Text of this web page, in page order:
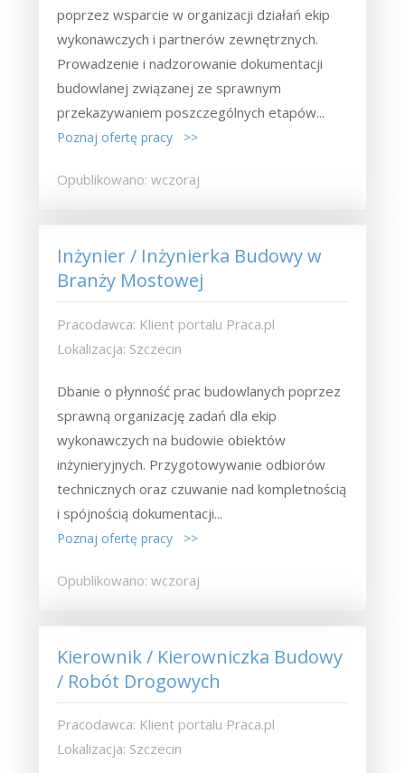
poprzez wsparcie w organizacji działań ekip
wykonawczych i partnerów zewnętrznych.
Prowadzenie i nadzorowanie dokumentacji
budowlanej związanej ze sprawnym
przekazywaniem poszczególnych etapów...
Poznaj ofertę pracy >>
Opublikowano: wczoraj
Inżynier / Inżynierka Budowy w
Branży Mostowej
Pracodawca: Klient portalu Praca.pl
Lokalizacja: Szczecin
Dbanie o płynność prac budowlanych poprzez
sprawną organizację zadań dla ekip
wykonawczych na budowie obiektów
inżynieryjnych. Przygotowywanie odbiorów
technicznych oraz czuwanie nad kompletnością
i spójnością dokumentacji...
Poznaj ofertę pracy >>
Opublikowano: wczoraj
Kierownik / Kierowniczka Budowy
/ Robót Drogowych
Pracodawca: Klient portalu Praca.pl
Lokalizacja: Szczecin